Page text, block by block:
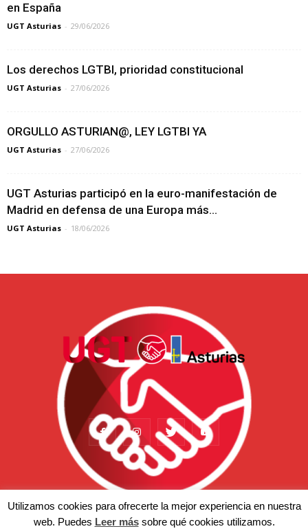
en España
UGT Asturias - 29/06/2026
Los derechos LGTBI, prioridad constitucional
UGT Asturias - 27/06/2026
ORGULLO ASTURIAN@, LEY LGTBI YA
UGT Asturias - 27/06/2026
UGT Asturias participó en la euro-manifestación de
Madrid en defensa de una Europa más...
UGT Asturias - 18/06/2026
Actualidad Somos Temas Afiliación Prensa
Utilizamos cookies para ofrecerte la mejor experiencia en nuestra
web. Puedes Leer mássobre qué cookies utilizamos.